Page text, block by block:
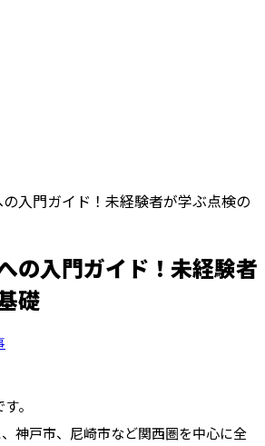
入門ガイド！未経験者が学ぶ点検の
の入門ガイド！未経験者
礎
。
神戸市、尼崎市など関西圏を中心に全